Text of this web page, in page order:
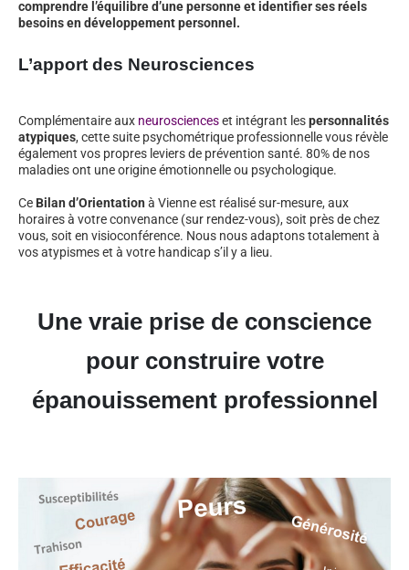
comprendre l’équilibre d’une personne et identifier ses réels
besoins en développement personnel.
L’apport des Neurosciences
Complémentaire aux neuroscienceset intégrant lespersonnalités
atypiques, cette suite psychométrique professionnelle vous révèle
également vos propres leviers de prévention santé. 80% de nos
maladies ont une origine émotionnelle ou psychologique.
Ce Bilan d’Orientation à Vienne est réalisé sur-mesure, aux
horaires à votre convenance (sur rendez-vous), soit près de chez
vous, soit en visioconférence. Nous nous adaptons totalement à
vos atypismes et à votre handicap s’il y a lieu.
Une vraie prise de conscience
pour construire votre
épanouissement professionnel